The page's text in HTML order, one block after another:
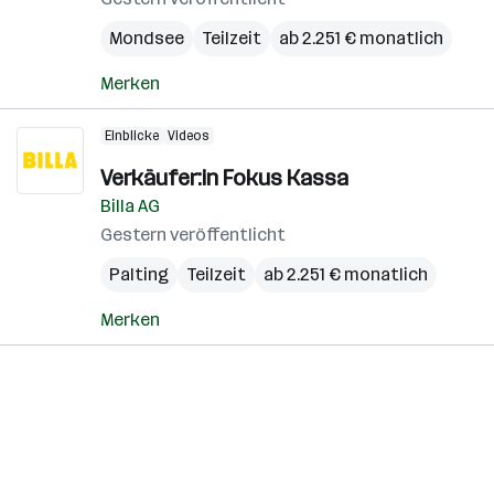
Mondsee
Teilzeit ab 2.251 € monatlich
Merken
Einblicke Videos
Verkäufer:in Fokus Kassa
Billa AG
Gestern veröffentlicht
Palting
Teilzeit ab 2.251 € monatlich
Merken